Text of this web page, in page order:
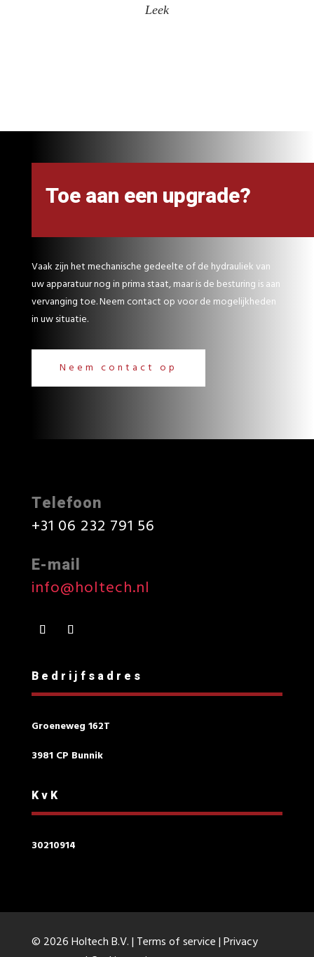
Leek
Toe aan een upgrade?
Vaak zijn het mechanische gedeelte of de hydrauliek van
uw apparatuur nog in prima staat, maar is de besturing is aan
vervanging toe. Neem contact op voor de mogelijkheden
in uw situatie.
Neem contact op
Telefoon
+31 06 232 791 56
E-mail
info@holtech.nl
Bedrijfsadres
Groeneweg 162T
3981 CP Bunnik
KvK
30210914
© 2026 Holtech B.V. | Terms of service|Privacy